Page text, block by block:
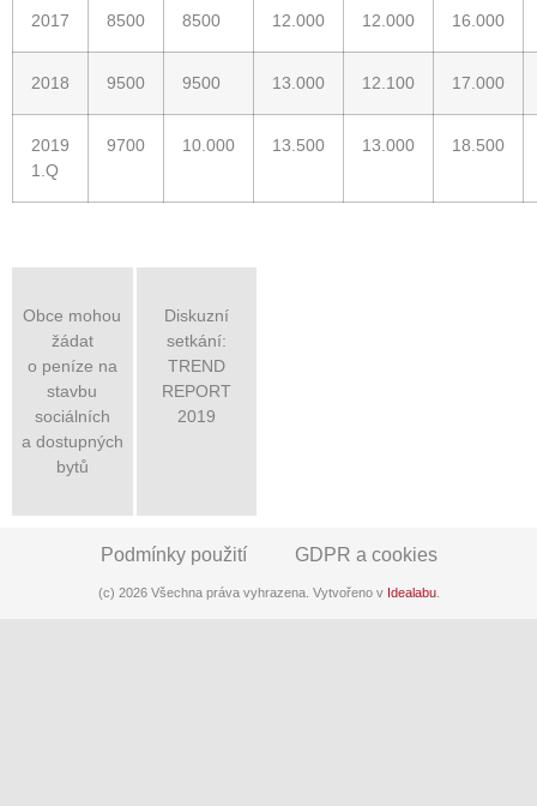
2017 8500 8500 12.000 12.000 16.000
2018 9500 9500 13.000 12.100 17.000
2019
1.Q
9700 10.000 13.500 13.000 18.500
Obce mohou
žádat
o peníze na
stavbu
sociálních
a dostupných
bytů
Diskuzní
setkání:
TREND
REPORT
2019
Podmínky použití GDPR a cookies
(c) 2026 Všechna práva vyhrazena. Vytvořeno v Idealabu.